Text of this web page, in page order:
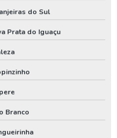
do Sul
Prata do Iguaçu
Branco